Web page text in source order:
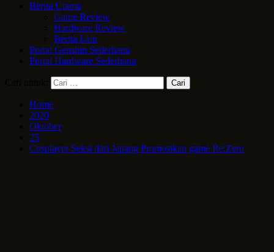
Berita Utama
Game Review
Hardware Review
Berita Lain
Portal Genshin Sederhana
Portal Hardware Sederhana
Home
2020
Oktober
25
Cosplayer Seksi dari Jepang Promosikan game Re:Zero